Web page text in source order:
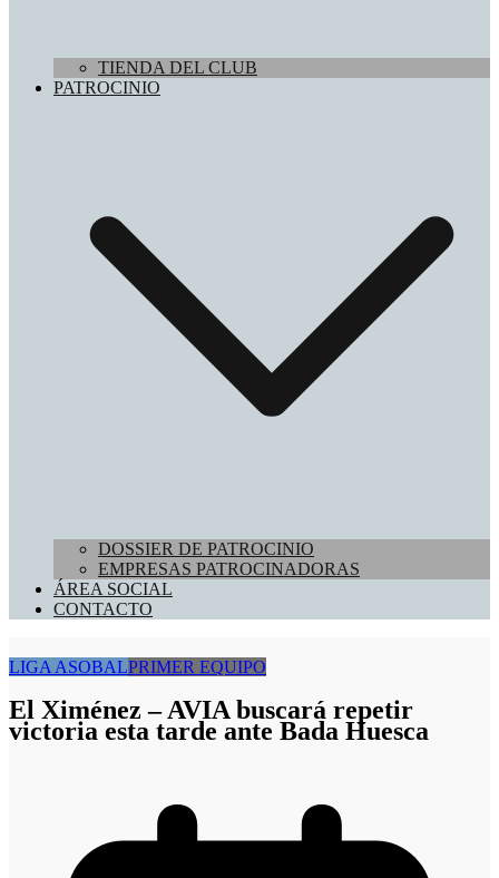
TIENDA DEL CLUB
PATROCINIO
DOSSIER DE PATROCINIO
EMPRESAS PATROCINADORAS
ÁREA SOCIAL
CONTACTO
LIGA ASOBALPRIMER EQUIPO
El Ximénez – AVIA buscará repetir
victoria esta tarde ante Bada Huesca